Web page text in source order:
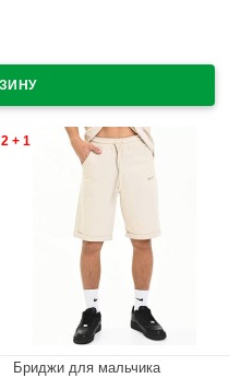
2 + 1
Бриджи для мальчика